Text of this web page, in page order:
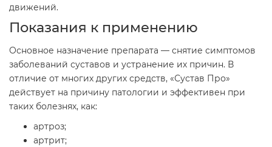
движений.
Показания к применению
Основное назначение препарата — снятие симптомов
заболеваний суставов и устранение их причин. В
отличие от многих других средств, «Сустав Про»
действует на причину патологии и эффективен при
таких болезнях, как:
артроз;
артрит;